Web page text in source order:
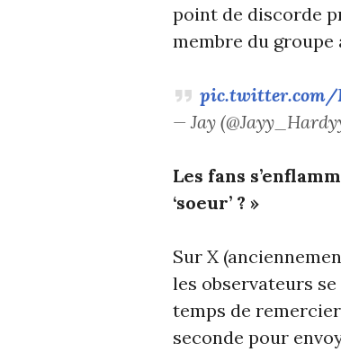
point de discorde
membre du
pic.twitter.com/
— Jay
Les fans
‘soeur’ ? »
Sur X
les observateurs
temps de
seconde pour